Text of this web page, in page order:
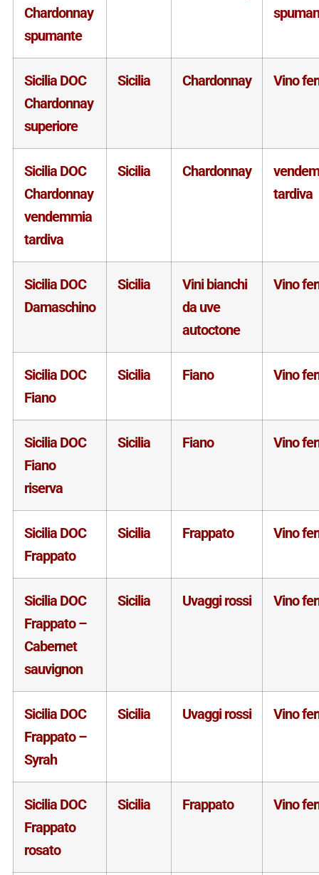
Chardonnay
spumante
Sicilia DOC
Chardonnay
superiore
Sicilia Chardonnay Vino
Sicilia DOC
Chardonnay
vendemmia
tardiva
Sicilia Chardonnay
tardiva
Sicilia DOC
Damaschino
Sicilia
Vini bianchi
da uve
autoctone
Vino
Sicilia DOC
Fiano
Sicilia Fiano Vino
Sicilia DOC
Fiano
riserva
Sicilia Fiano Vino
Sicilia DOC
Frappato
Sicilia Frappato Vino
Sicilia DOC
Frappato –
Cabernet
sauvignon
Sicilia Uvaggi rossi Vino
Sicilia DOC
Frappato –
Syrah
Sicilia Uvaggi rossi Vino
Sicilia DOC
Frappato
rosato
Sicilia Frappato Vino